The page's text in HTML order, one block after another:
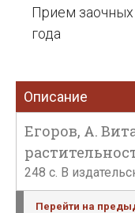
Прием заочных
года
Описание
Егоров, А.
248 с. В
Перейти на